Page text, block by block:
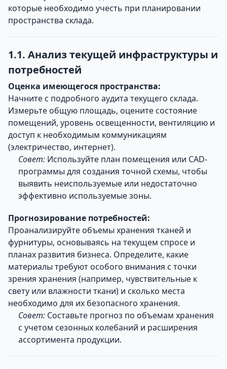
которые необходимо учесть при планировании
пространства склада.
1.1. Анализ текущей инфраструктуры и
потребностей
Оценка имеющегося пространства:
Начните с подробного аудита текущего склада.
Измерьте общую площадь, оцените состояние
помещений, уровень освещенности, вентиляцию и
доступ к необходимым коммуникациям
(электричество, интернет).
Совет: Используйте план помещения или CAD-
программы для создания точной схемы, чтобы
выявить неиспользуемые или недостаточно
эффективно используемые зоны.
Прогнозирование потребностей:
Проанализируйте объемы хранения тканей и
фурнитуры, основываясь на текущем спросе и
планах развития бизнеса. Определите, какие
материалы требуют особого внимания с точки
зрения хранения (например, чувствительные к
свету или влажности ткани) и сколько места
необходимо для их безопасного хранения.
Совет: Составьте прогноз по объемам хранения
с учетом сезонных колебаний и расширения
ассортимента продукции.